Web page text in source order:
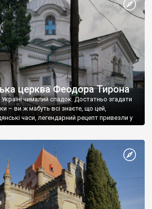
церква Феодора Тирона
чималий спадок. Достатньо згадати
– ви ж мабуть всі знаєте, що цей,
часи, легендарний рецепт привезли у